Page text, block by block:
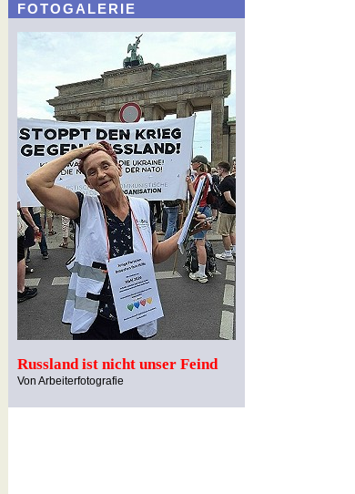
FOTOGALERIE
Russland ist nicht unser Feind
Von Arbeiterfotografie